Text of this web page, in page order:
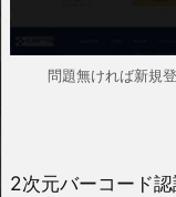
問題無ければ新規
2次元バーコード